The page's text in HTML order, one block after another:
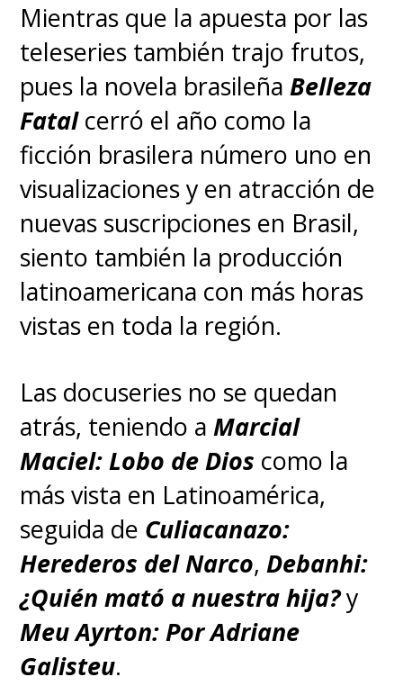
Mientras que la apuesta por las
teleseries también trajo frutos,
pues la novela brasileñaBelleza
Fatal cerró el año como la
ficción brasilera número uno en
visualizaciones y en atracción de
nuevas suscripciones en Brasil,
siento también la producción
latinoamericana con más horas
vistas en toda la región.
Las docuseries no se quedan
atrás, teniendo a Marcial
Maciel: Lobo de Dios como la
más vista en Latinoamérica,
seguida de Culiacanazo:
Herederos del Narco,Debanhi:
¿Quién mató a nuestra hija?y
Meu Ayrton: Por Adriane
Galisteu.